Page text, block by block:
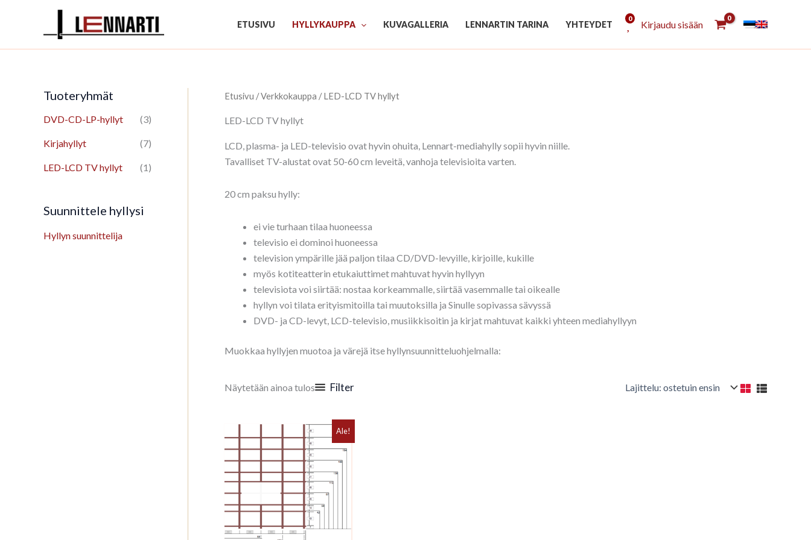
ETUSIVU HYLLYKAUPPA KUVAGALLERIA LENNARTIN TARINA YHTEYDET
0
Kirjaudu sisään
Tuoteryhmät
DVD-CD-LP-hyllyt (3)
Kirjahyllyt (7)
LED-LCD TV hyllyt (1)
Suunnittele hyllysi
Hyllyn suunnittelija
Etusivu /Verkkokauppa / LED-LCD TV hyllyt
LED-LCD TV hyllyt
LCD, plasma- ja LED-televisio ovat hyvin ohuita, Lennart-mediahylly sopii hyvin niille.
Tavalliset TV-alustat ovat 50-60 cm leveitä, vanhoja televisioita varten.
20 cm paksu hylly:
ei vie turhaan tilaa huoneessa
televisio ei dominoi huoneessa
television ympärille jää paljon tilaa CD/DVD-levyille, kirjoille, kukille
myös kotiteatterin etukaiuttimet mahtuvat hyvin hyllyyn
televisiota voi siirtää: nostaa korkeammalle, siirtää vasemmalle tai oikealle
hyllyn voi tilata erityismitoilla tai muutoksilla ja Sinulle sopivassa sävyssä
DVD- ja CD-levyt, LCD-televisio, musiikkisoitin ja kirjatmahtuvat kaikki yhteen mediahyllyyn
Muokkaa hyllyjen muotoa ja värejä itse hyllynsuunnitteluohjelmalla:
Näytetään ainoa tulos Filter
Ale!